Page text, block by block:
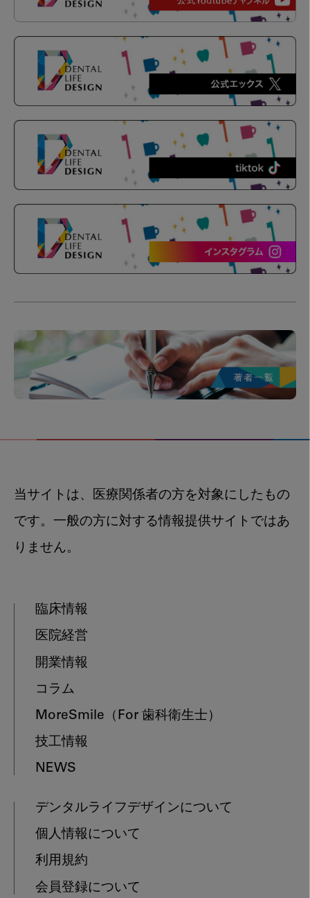
当サイトは、医療関係者の方を対象にしたもの
です。一般の方に対する情報提供サイトではあ
りません。
臨床情報
医院経営
開業情報
コラム
MoreSmile （For 歯科衛生士）
技工情報
NEWS
デンタルライフデザインについて
個人情報について
利用規約
会員登録について